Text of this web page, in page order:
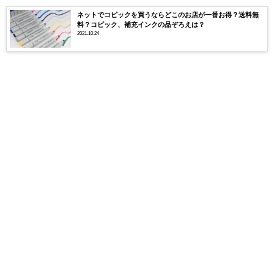
ネットでコピックを買うならどこのお店が一番お得？送料無
料？コピック、補充インクの品ぞろえは？
2021.10.24